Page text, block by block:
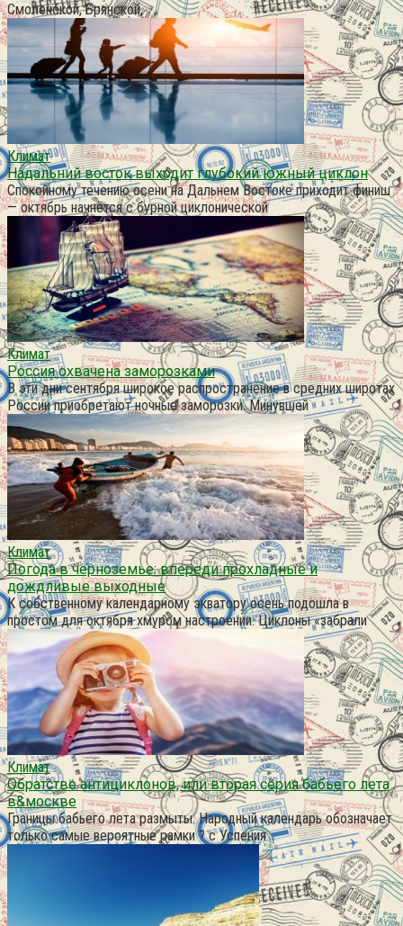
Смоленской, Брянской,
Климат
Надальний восток выходит глубокий южный циклон
Спокойному течению осени на Дальнем Востоке приходит финиш
— октябрь начнётся с бурной циклонической
Климат
Россия охвачена заморозками
В эти дни сентября широкое распространение в средних широтах
России приобретают ночные заморозки. Минувшей
Климат
Погода в черноземье: впереди прохладные и
дождливые выходные
К собственному календарному экватору осень подошла в
простом для октября хмуром настроении. Циклоны «забрали
Климат
Обратстве антициклонов, или вторая серия бабьего лета
в&москве
Границы бабьего лета размыты. Народный календарь обозначает
только самые вероятные рамки ? с Успения